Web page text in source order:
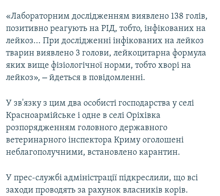
«Лабораторним дослідженням виявлено 138 голів,
позитивно реагують на РІД, тобто, інфікованих на
лейкоз... При дослідженні інфікованих на лейкоз
тварин виявлено 3 голови, лейкоцитарна формула
яких вище фізіологічної норми, тобто хворі на
лейкоз», – йдеться в повідомленні.
У зв'язку з цим два особисті господарства у селі
Красноармійське і одне в селі Оріхівка
розпорядженням головного державного
ветеринарного інспектора Криму оголошені
неблагополучними, встановлено карантин.
У прес-службі адміністрації підкреслили, що всі
заходи проводять за рахунок власників корів.